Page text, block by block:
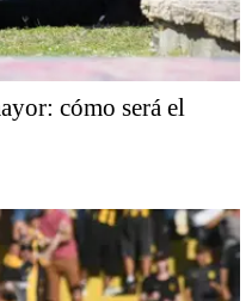
cómo será el